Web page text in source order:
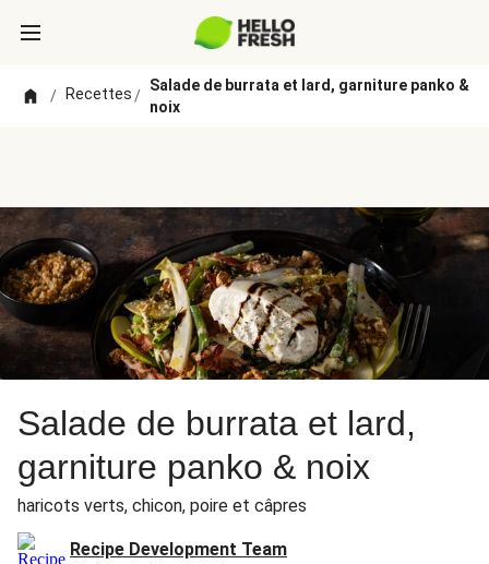
/ Recettes /
Salade de burrata et lard, garniture panko &
noix
Salade de burrata et lard,
garniture panko & noix
haricots verts, chicon, poire et câpres
Recipe Development Team